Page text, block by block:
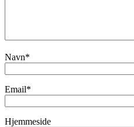
Navn*
Email*
Hjemmeside